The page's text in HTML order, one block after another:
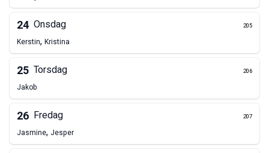
24 Onsdag 205
Kerstin, Kristina
25 Torsdag 206
Jakob
26 Fredag 207
Jasmine, Jesper